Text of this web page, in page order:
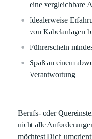
eine vergleichbare
Idealerweise
von Kabelanlagen
Führerschein
Spaß an einem
Verantwortung
Berufs- oder
nicht alle
möchtest Dich